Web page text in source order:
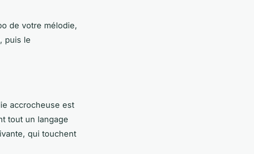
de votre mélodie,
puis le
accrocheuse est
tout un langage
qui touchent